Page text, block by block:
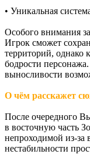
• Уникальная
Особого внимания
Игрок сможет
территорий, однако
бодрости
выносливости
О чём расскажет
После очередного
в восточную часть
непроходимой из-за
нестабильности